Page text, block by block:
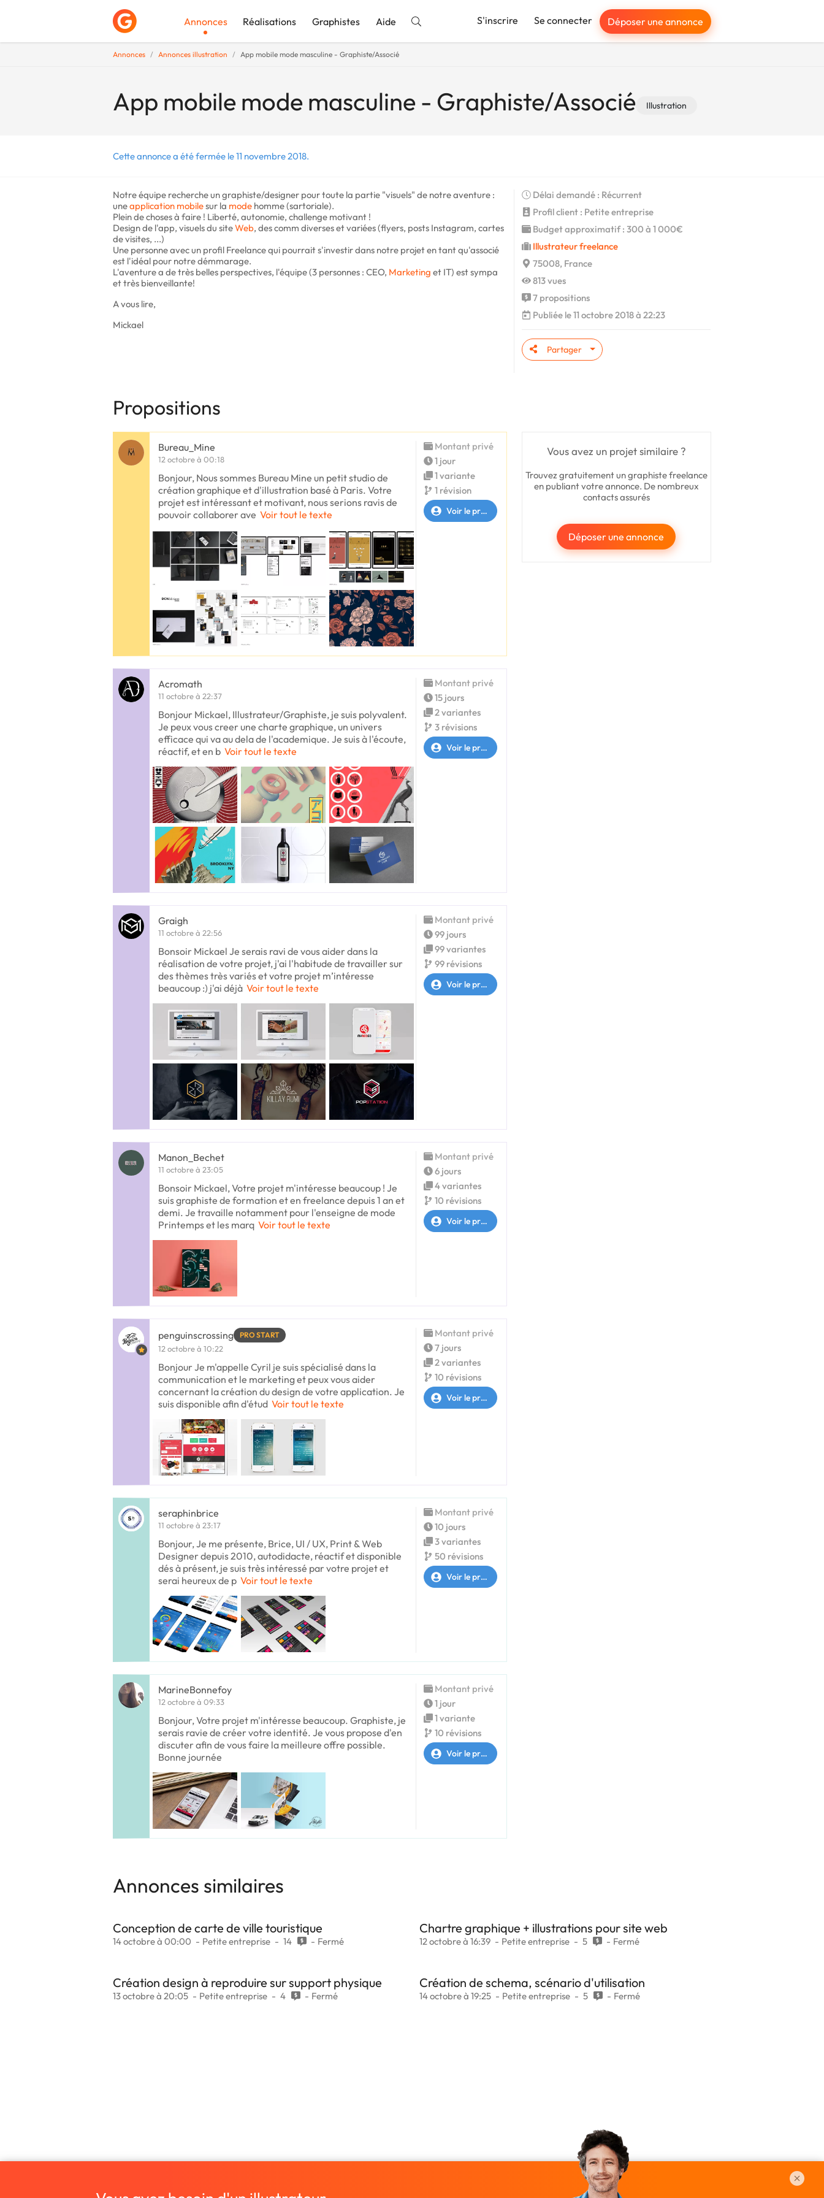
Annonces Réalisations Graphistes Aide S'inscrire Se connecter Déposer une annonce
Annonces Annonces illustration App mobile mode masculine - Graphiste/Associé
App mobile mode masculine - Graphiste/Associé Illustration
Cette annonce a été fermée le 11 novembre 2018.
Notre équipe recherche un graphiste/designer pour toute la partie "visuels" de notre aventure :
uneapplication mobilesur la mode homme (sartoriale).
Plein de choses à faire ! Liberté, autonomie, challenge motivant !
Design de l'app, visuels du siteWeb, des comm diverses et variées (flyers, posts Instagram, cartes
de visites, ...)
Une personne avec un profil Freelance qui pourrait s'investir dans notre projet en tant qu'associé
est l'idéal pour notre démmarage.
L'aventure a de très belles perspectives, l'équipe (3 personnes : CEO, Marketing et IT) est sympa
et très bienveillante!
A vous lire,
Mickael
Délai demandé : Récurrent
Profil client : Petite entreprise
Budget approximatif : 300 à 1 000€
Illustrateur freelance
75008, France
813 vues
7 propositions
Publiée le 11 octobre 2018 à 22:23
Partager
Propositions
Vous avez un projet similaire ?
Trouvez gratuitement un graphiste freelance
en publiant votre annonce. De nombreux
contacts assurés
Déposer une annonce
Bureau_Mine
12 octobre à 00:18
Bonjour, Nous sommes Bureau Mine un petit studio de
création graphique et d'illustration basé à Paris. Votre
projet est intéressant et motivant, nous serions ravis de
pouvoir collaborer ave Voir tout le texte
Montant privé
1 jour
1 variante
1 révision
Voir le profil
Acromath
11 octobre à 22:37
Bonjour Mickael, Illustrateur/Graphiste, je suis polyvalent.
Je peux vous creer une charte graphique, un univers
efficace qui va au dela de l'academique. Je suis à l'écoute,
réactif, et en b Voir tout le texte
Montant privé
15 jours
2 variantes
3 révisions
Voir le profil
Graigh
11 octobre à 22:56
Bonsoir Mickael Je serais ravi de vous aider dans la
réalisation de votre projet, j'ai l'habitude de travailler sur
des thèmes très variés et votre projet m’intéresse
beaucoup :) j'ai déjà Voir tout le texte
Montant privé
99 jours
99 variantes
99 révisions
Voir le profil
Manon_Bechet
11 octobre à 23:05
Bonsoir Mickael, Votre projet m'intéresse beaucoup ! Je
suis graphiste de formation et en freelance depuis 1 an et
demi. Je travaille notamment pour l'enseigne de mode
Printemps et les marq Voir tout le texte
Montant privé
6 jours
4 variantes
10 révisions
Voir le profil
penguinscrossing PRO START
12 octobre à 10:22
Bonjour Je m'appelle Cyril je suis spécialisé dans la
communication et le marketing et peux vous aider
concernant la création du design de votre application. Je
suis disponible afin d'étud Voir tout le texte
Montant privé
7 jours
2 variantes
10 révisions
Voir le profil
seraphinbrice
11 octobre à 23:17
Bonjour, Je me présente, Brice, UI / UX, Print & Web
Designer depuis 2010, autodidacte, réactif et disponible
dés à présent, je suis très intéressé par votre projet et
serai heureux de p Voir tout le texte
Montant privé
10 jours
3 variantes
50 révisions
Voir le profil
MarineBonnefoy
12 octobre à 09:33
Bonjour, Votre projet m'intéresse beaucoup. Graphiste, je
serais ravie de créer votre identité. Je vous propose d'en
discuter afin de vous faire la meilleure offre possible.
Bonne journée
Montant privé
1 jour
1 variante
10 révisions
Voir le profil
Annonces similaires
Conception de carte de ville touristique
14 octobre à 00:00 Petite entreprise 14 Fermé
Chartre graphique + illustrations pour site web
12 octobre à 16:39 Petite entreprise 5 Fermé
Création design à reproduire sur support physique
13 octobre à 20:05 Petite entreprise 4 Fermé
Création de schema, scénario d'utilisation
14 octobre à 19:25 Petite entreprise 5 Fermé